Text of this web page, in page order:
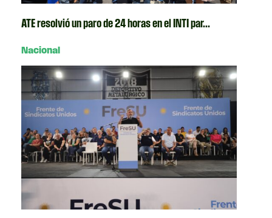
ATE resolvió un paro de 24 horas en el INTI par...
Nacional